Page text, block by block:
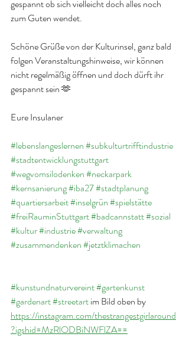
gespannt ob sich vielleicht doch alles noch
zum Guten wendet.
Schöne Grüße von der Kulturinsel, ganz bald
folgen Veranstaltungshinweise, wir können
nicht regelmäßig öffnen und doch dürft ihr
gespannt sein 🫶
Eure Insulaner
#lebenslangeslernen#subkulturtrifftindustrie
#stadtentwicklungstuttgart
#wegvomsilodenken#neckarpark
#kernsanierung#iba27#stadtplanung
#quartiersarbeit#inselgrün#spielstätte
#freiRauminStuttgart#badcannstatt#sozial
#kultur#industrie#verwaltung
#zusammendenken#jetztklimachen
#kunstundnaturvereint#gartenkunst
#gardenart#streetart im Bild oben by
https://instagram.com/thestrangestgirlaround
?igshid=MzRlODBiNWFlZA==